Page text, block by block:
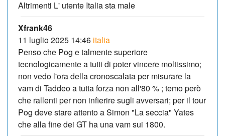
Altrimenti L' utente Italia sta male
Xfrank46
11 luglio 2025 14:46 italia
Penso che Pog e talmente superiore
tecnologicamente a tutti di poter vincere moltissimo;
non vedo l'ora della cronoscalata per misurare la
vam di Taddeo a tutta forza non all'80 % ; temo però
che rallenti per non infierire sugli avversari; per il tour
Pog deve stare attento a Simon "La seccia" Yates
che alla fine dei GT ha una vam sui 1800.